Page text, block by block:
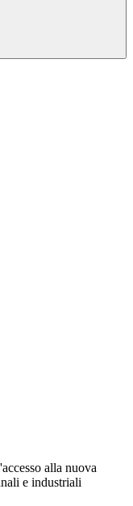
alla nuova
e industriali